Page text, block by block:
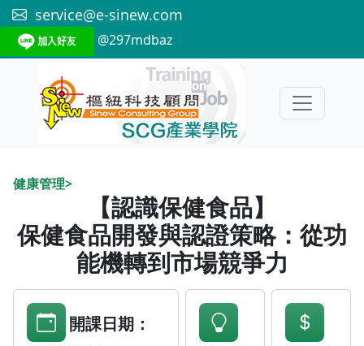
service@e-sinew.com
@297mdbaz
健康管理>
【認識保健食品】
保健食品開發與認證策略：從功
能機轉到市場競爭力
開課日期：